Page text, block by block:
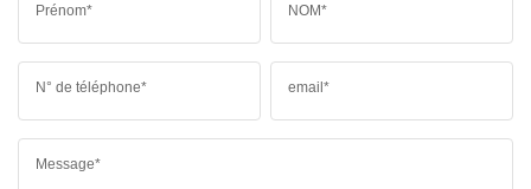
Prénom* NOM*
N° de téléphone* email*
Message*